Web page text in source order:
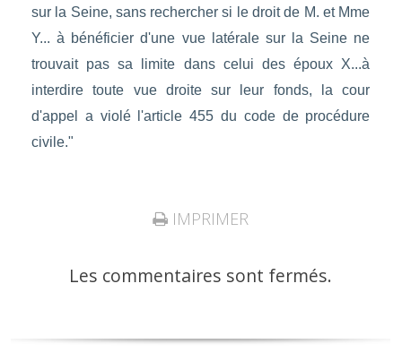
sur la Seine, sans rechercher si le droit de M. et Mme
Y... à bénéficier d'une vue latérale sur la Seine ne
trouvait pas sa limite dans celui des époux X...à
interdire toute vue droite sur leur fonds, la cour
d'appel a violé l'article 455 du code de procédure
civile."
IMPRIMER
Les commentaires sont fermés.